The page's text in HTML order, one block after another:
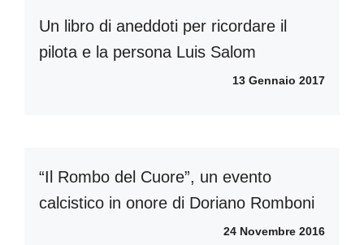
Un libro di aneddoti per ricordare il
pilota e la persona Luis Salom
13 Gennaio 2017
“Il Rombo del Cuore”, un evento
calcistico in onore di Doriano Romboni
24 Novembre 2016